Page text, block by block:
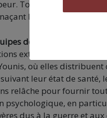
Toute nouvelle
la vie de millions
de l’UJFP sur le terrain
extrêmes, nos
où elles
leur état de
relâche pour fournir
psychologique, en
dus à la guerre et